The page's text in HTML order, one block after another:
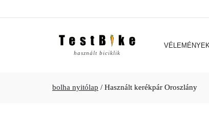
használt biciklik
VÉLEMÉNYEK
bolha nyitólap / Használt kerékpár Oroszlány